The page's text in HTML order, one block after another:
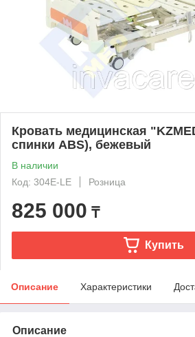
Кровать медицинская
спинки ABS), бежевый
В наличии
Код: 304E-LE
Розница
825 000 ₸
Купить
Описание Характеристики
Описание